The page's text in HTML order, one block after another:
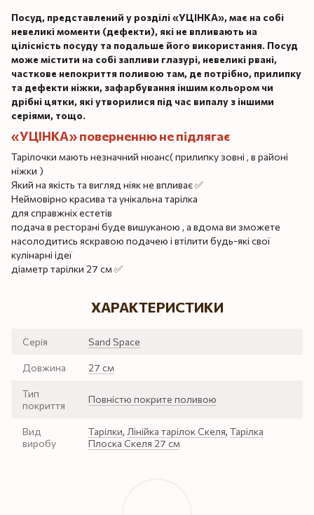
Посуд, представлений у розділі «УЦІНКА», має на собі
невеликі моменти (дефекти), які не впливають на
цілісність посуду та подальше його використання. Посуд
може містити на собі запливи глазурі, невеликі рвані,
часткове непокриття поливою там, де потрібно, прилипку
та дефекти ніжки, зафарбування іншим кольором чи
дрібні цятки, які утворилися під час випалу з іншими
серіями, тощо.
«УЦІНКА» поверненню не підлягає
Тарілочки мають незначний нюанс( прилипку зовні , в районі
ніжки )
Який на якість та вигляд ніяк не впливає ✅
Неймовірно красива та унікальна тарілка
для справжніх естетів
подача в ресторані буде вишуканою , а вдома ви зможете
насолодитись яскравою подачею і втілити будь-які свої
кулінарні ідеї
діаметр тарілки 27 см ✅
ХАРАКТЕРИСТИКИ
Серія Sand Space
Довжина 27 см
Тип
покриття
Повністю покрите поливою
Вид
виробу
Тарілки, Лінійка тарілок Скеля, Тарілка
Плоска Скеля 27 см